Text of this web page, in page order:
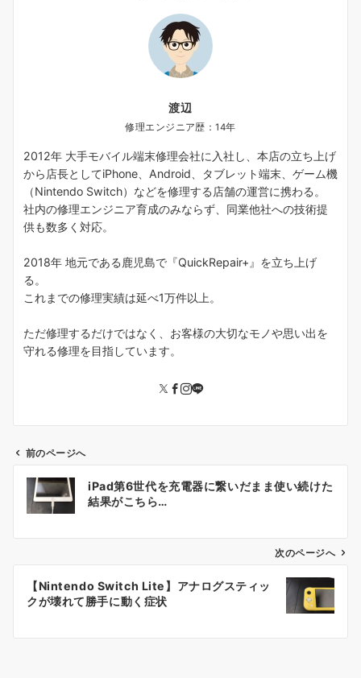
渡辺
修理エンジニア歴：14年
2012年 大手モバイル端末修理会社に入社し、本店の立ち上げ
から店長としてiPhone、Android、タブレット端末、ゲーム機
（Nintendo Switch）などを修理する店舗の運営に携わる。
社内の修理エンジニア育成のみならず、同業他社への技術提
供も数多く対応。
2018年 地元である鹿児島で『QuickRepair+』を立ち上げ
る。
これまでの修理実績は延べ1万件以上。
ただ修理するだけではなく、お客様の大切なモノや思い出を
守れる修理を目指しています。
ン
前のページへ
iPad第6世代を充電器に繋いだまま使い続けた
結果がこちら…
次のページへ
【Nintendo Switch Lite】アナログスティッ
クが壊れて勝手に動く症状